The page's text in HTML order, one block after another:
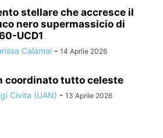
stellare che accresce il
nero supermassicio di
UCD1
Calamai - 14 Aprile 2026
coordinato tutto celeste
Civita (UAN) - 13 Aprile 2026